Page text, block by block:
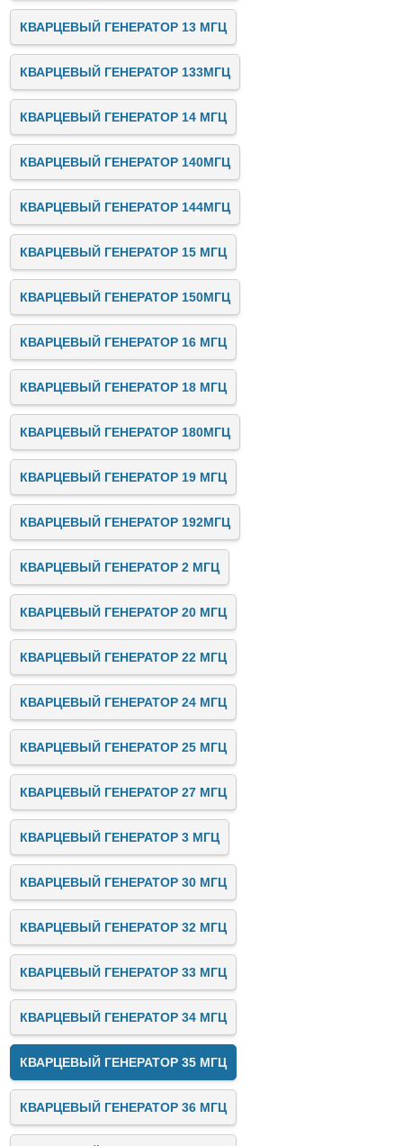
КВАРЦЕВЫЙ ГЕНЕРАТОР 13 МГЦ
КВАРЦЕВЫЙ ГЕНЕРАТОР 133МГЦ
КВАРЦЕВЫЙ ГЕНЕРАТОР 14 МГЦ
КВАРЦЕВЫЙ ГЕНЕРАТОР 140МГЦ
КВАРЦЕВЫЙ ГЕНЕРАТОР 144МГЦ
КВАРЦЕВЫЙ ГЕНЕРАТОР 15 МГЦ
КВАРЦЕВЫЙ ГЕНЕРАТОР 150МГЦ
КВАРЦЕВЫЙ ГЕНЕРАТОР 16 МГЦ
КВАРЦЕВЫЙ ГЕНЕРАТОР 18 МГЦ
КВАРЦЕВЫЙ ГЕНЕРАТОР 180МГЦ
КВАРЦЕВЫЙ ГЕНЕРАТОР 19 МГЦ
КВАРЦЕВЫЙ ГЕНЕРАТОР 192МГЦ
КВАРЦЕВЫЙ ГЕНЕРАТОР 2 МГЦ
КВАРЦЕВЫЙ ГЕНЕРАТОР 20 МГЦ
КВАРЦЕВЫЙ ГЕНЕРАТОР 22 МГЦ
КВАРЦЕВЫЙ ГЕНЕРАТОР 24 МГЦ
КВАРЦЕВЫЙ ГЕНЕРАТОР 25 МГЦ
КВАРЦЕВЫЙ ГЕНЕРАТОР 27 МГЦ
КВАРЦЕВЫЙ ГЕНЕРАТОР 3 МГЦ
КВАРЦЕВЫЙ ГЕНЕРАТОР 30 МГЦ
КВАРЦЕВЫЙ ГЕНЕРАТОР 32 МГЦ
КВАРЦЕВЫЙ ГЕНЕРАТОР 33 МГЦ
КВАРЦЕВЫЙ ГЕНЕРАТОР 34 МГЦ
КВАРЦЕВЫЙ ГЕНЕРАТОР 35 МГЦ
КВАРЦЕВЫЙ ГЕНЕРАТОР 36 МГЦ